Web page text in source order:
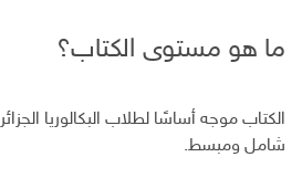
ما هو مستوى الكتاب؟
الكتاب موجه أساسًا لطلاب البكالوريا
شامل ومبسط.